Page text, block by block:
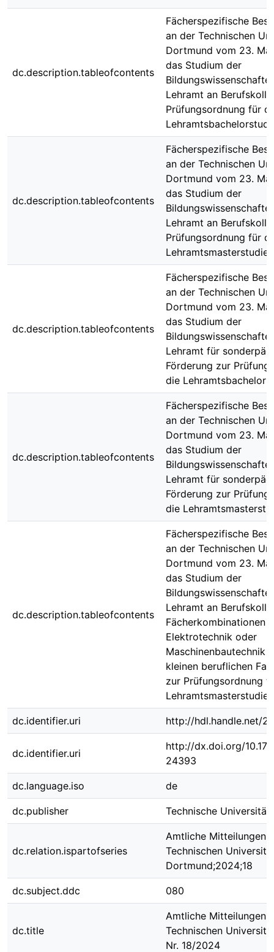
dc.description.tableofcontents
Fächerspezifische
an der Technischen
Dortmund vom 23.
das Studium der
Lehramt an
Prüfungsordnung für
dc.description.tableofcontents
Fächerspezifische
an der Technischen
Dortmund vom 23.
das Studium der
Lehramt an
Prüfungsordnung für
dc.description.tableofcontents
Fächerspezifische
an der Technischen
Dortmund vom 23.
das Studium der
Lehramt für
Förderung zur
die
dc.description.tableofcontents
Fächerspezifische
an der Technischen
Dortmund vom 23.
das Studium der
Lehramt für
Förderung zur
die
dc.description.tableofcontents
Fächerspezifische
an der Technischen
Dortmund vom 23.
das Studium der
Lehramt an
Fächerkombinationen
Elektrotechnik oder
Maschinenbautechnik
kleinen beruflichen
zur Prüfungsordnung
dc.identifier.uri http://hdl.handle.net/
dc.identifier.uri
http://dx.doi.org/
24393
dc.language.iso de
dc.publisher Technische
dc.relation.ispartofseries
Amtliche Mitteilungen
Technischen
Dortmund;2024;18
dc.subject.ddc 080
dc.title
Amtliche Mitteilungen
Technischen
Nr. 18/2024